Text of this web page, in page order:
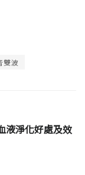
雙波
液淨化好處及效